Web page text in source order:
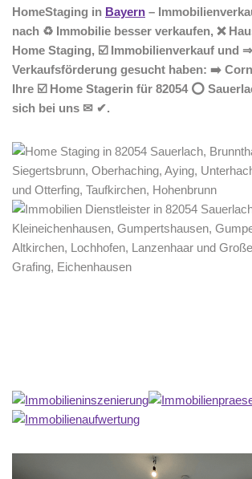
HomeStaging in Bayern –
nach ♻ Immobilie besser verkaufen, ❌
Home Staging, ☑️ Immobilienverkauf und
Verkaufsförderung gesucht haben: ➡️
Ihre ☑️ Home Stagerin für 82054 ⭕
sich bei uns ✉ ✔.